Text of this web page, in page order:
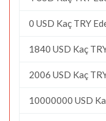
0 USD Kaç TRY
1840 USD Kaç
2006 USD Kaç
10000000 USD